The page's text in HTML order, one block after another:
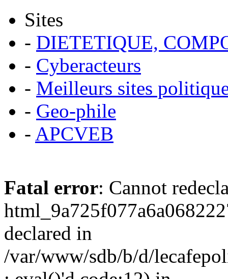
Sites
- DIETETIQUE,
- Cyberacteurs
- Meilleurs sites
- Geo-phile
- APCVEB
Fatal error: Cannot
declared in
/var/www/sdb/b/d/